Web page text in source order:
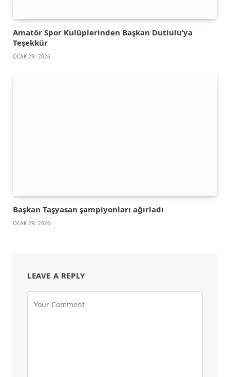
Amatör Spor Kulüplerinden Başkan Dutlulu’ya
Teşekkür
OCAK 29, 2026
Başkan Taşyasan şampiyonları ağırladı
OCAK 29, 2026
LEAVE A REPLY